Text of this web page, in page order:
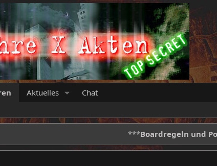
Aktuelles Chat
***Boardregeln und